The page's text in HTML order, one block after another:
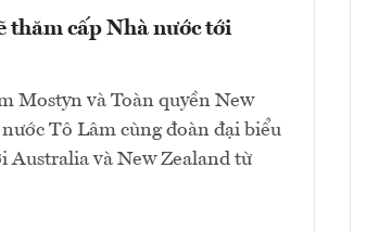
thăm cấp Nhà nước tới
Mostyn và Toàn quyền New
Tô Lâm cùng đoàn đại biểu
Australia và New Zealand từ